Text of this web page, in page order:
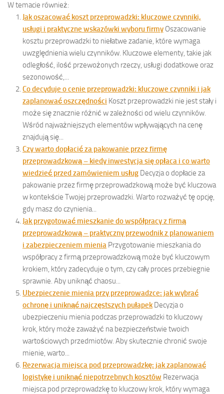
W temacie również:
Jak oszacować koszt przeprowadzki: kluczowe czynniki,
usługi i praktyczne wskazówki wyboru firmy Oszacowanie
kosztu przeprowadzki to niełatwe zadanie, które wymaga
uwzględnienia wielu czynników. Kluczowe elementy, takie jak
odległość, ilość przewożonych rzeczy, usługi dodatkowe oraz
sezonowość,...
Co decyduje o cenie przeprowadzki: kluczowe czynniki i jak
zaplanować oszczędności Koszt przeprowadzki nie jest stały i
może się znacznie różnić w zależności od wielu czynników.
Wśród najważniejszych elementów wpływających na cenę
znajdują się...
Czy warto dopłacić za pakowanie przez firmę
przeprowadzkową – kiedy inwestycja się opłaca i co warto
wiedzieć przed zamówieniem usług Decyzja o dopłacie za
pakowanie przez firmę przeprowadzkową może być kluczowa
w kontekście Twojej przeprowadzki. Warto rozważyć tę opcję,
gdy masz do czynienia...
Jak przygotować mieszkanie do współpracy z firmą
przeprowadzkową – praktyczny przewodnik z planowaniem
i zabezpieczeniem mienia Przygotowanie mieszkania do
współpracy z firmą przeprowadzkową może być kluczowym
krokiem, który zadecyduje o tym, czy cały proces przebiegnie
sprawnie. Aby uniknąć chaosu...
Ubezpieczenie mienia przy przeprowadzce: jak wybrać
ochronę i uniknąć najczęstszych pułapek Decyzja o
ubezpieczeniu mienia podczas przeprowadzki to kluczowy
krok, który może zaważyć na bezpieczeństwie twoich
wartościowych przedmiotów. Aby skutecznie chronić swoje
mienie, warto...
Rezerwacja miejsca pod przeprowadzkę: jak zaplanować
logistykę i uniknąć niepotrzebnych kosztów Rezerwacja
miejsca pod przeprowadzkę to kluczowy krok, który wymaga